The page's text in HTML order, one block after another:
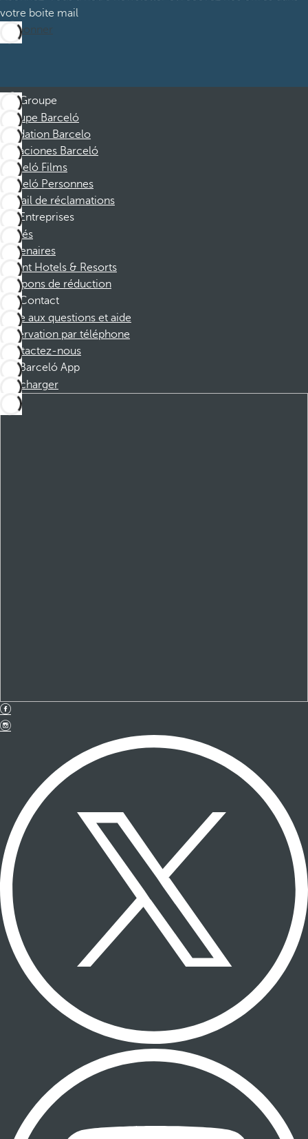
votre boite mail
M’abonner
Groupe
Groupe Barceló
Fondation Barcelo
Vacaciones Barceló
Barceló Films
Barceló Personnes
Portail de réclamations
Entreprises
Affiliés
Partenaires
Dorint Hotels & Resorts
Coupons de réduction
Contact
Foire aux questions et aide
Réservation par téléphone
Contactez-nous
Barceló App
Télécharger